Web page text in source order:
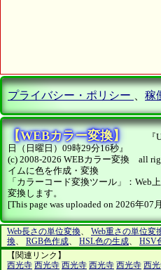
プライバシー・ポリシー 稼
【WEBカラー変換】
『
日（日曜日）09時29分16秒』
(c) 2008-2026 WEBカラー変換 all
イムに色を作成・変換
「カラーコード変換ツール」：Web
変換します。
[This page was uploaded on 2026年07
Web長さの単位変換 Web重さの単位変
換
RGB色作成 HSL色の生成 HSV
【関連リンク】
西光寺 西光寺 西光寺 西光寺 西光寺 西